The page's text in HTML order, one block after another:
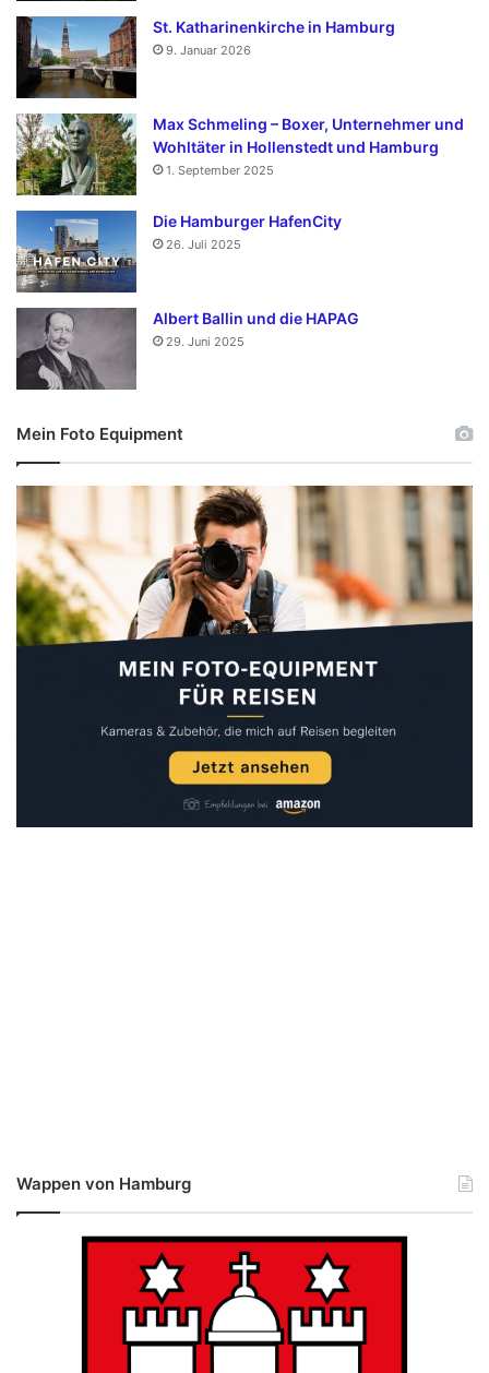
St. Katharinenkirche in Hamburg
9. Januar 2026
Max Schmeling – Boxer, Unternehmer und
Wohltäter in Hollenstedt und Hamburg
1. September 2025
Die Hamburger HafenCity
26. Juli 2025
Albert Ballin und die HAPAG
29. Juni 2025
Mein Foto Equipment
Wappen von Hamburg